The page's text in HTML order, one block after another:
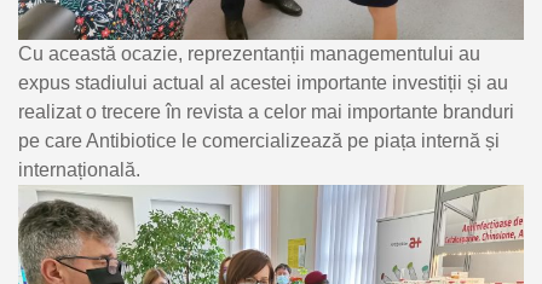
Cu această ocazie, reprezentanții managementului au
expus stadiului actual al acestei importante investiții și au
realizat o trecere în revista a celor mai importante branduri
pe care Antibiotice le comercializează pe piața internă și
internațională.